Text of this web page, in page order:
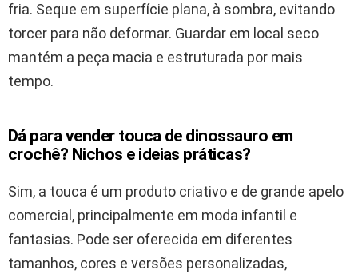
fria. Seque em superfície plana, à sombra, evitando
torcer para não deformar. Guardar em local seco
mantém a peça macia e estruturada por mais
tempo.
Dá para vender touca de dinossauro em
crochê? Nichos e ideias práticas?
Sim, a touca é um produto criativo e de grande apelo
comercial, principalmente em moda infantil e
fantasias. Pode ser oferecida em diferentes
tamanhos, cores e versões personalizadas,